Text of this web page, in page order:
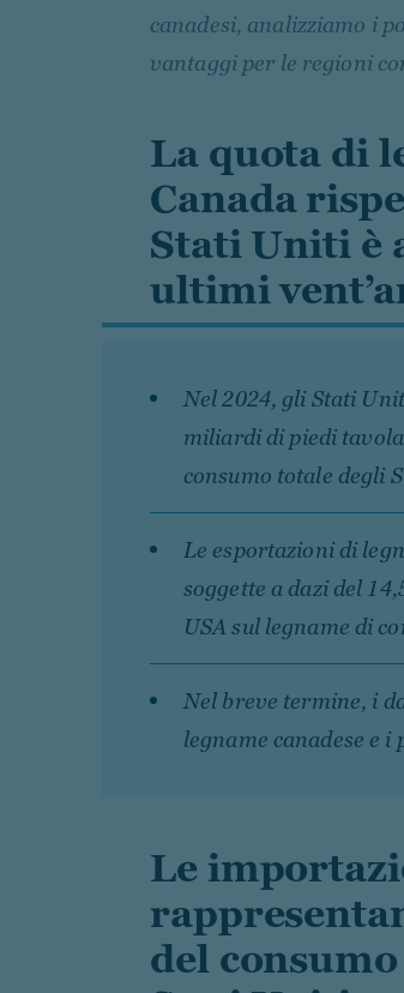
canadesi, analizziamo i
vantaggi per le regioni
La quota di
Canada
Stati Uniti è
ultimi
Nel 2024, gli Stati
miliardi di piedi
consumo totale degli
Le esportazioni di
soggette a dazi del
USA sul legname di
Nel breve termine, i
legname canadese e
Le
del